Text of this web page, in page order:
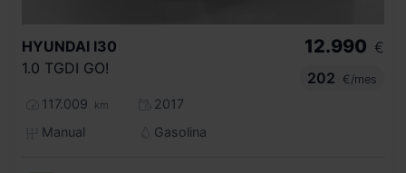
HYUNDAI I30
1.0 TGDI GO!
117.009 km
2017
Manual
Gasolina
12.990 €
202
€/mes